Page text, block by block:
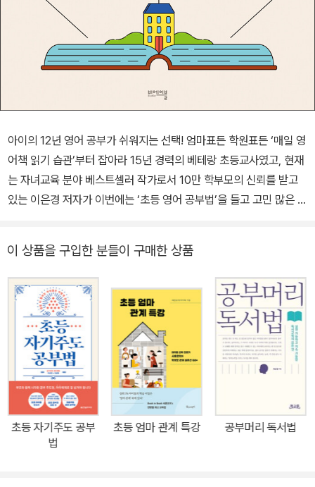
아이의 12년 영어 공부가 쉬워지는 선택! 엄마표든 학원표든 ‘매일 영
어책 읽기 습관’부터 잡아라 15년 경력의 베테랑 초등교사였고, 현재
는 자녀교육 분야 베스트셀러 작가로서 10만 학부모의 신뢰를 받고
있는 이은경 저자가 이번에는 ‘초등 영어 공부법’을 들고 고민 많은 엄
동의하며, 영어책을 읽으며 실력을 쌓아갈 때 아이에게 찾아오는 놀
라운 학습효과와 함께 영어책 읽기 독립을 완성하는 확실한 방법을
안내한다. 두 아들을 키우는 초등맘이기도 한 저자 또한 영어 교육의
고민이 깊었다. 아이가 영어에 관심이 없고 학원마저 거부해 조기교
육도 사교육도 시킬 수 없었지만, 초등 2학년에야 파닉스를 시작한
아들은 ‘매일 영어책 읽기’만으로 4년 만에 <해리포터> 수준의 두꺼
운 영어 소설을 읽고 토익 점수 800점을 넘는 수준에 이르렀다. 그
과정을 통해 저자는 ‘매일 영어책 읽기 습관’만 잡는다면 초등에도 충
분히 평생 영어의 기틀을 마련할 수 있다는 사실을 확인할 수 있었다.
이 책에는 저자가 영어 독서 독립에 대해 조사하고 경험한 모든 정보,
이 상품을 구입한 분들이 구매한 상품
초등 자기주도 공부
법
초등 엄마 관계 특강 공부머리 독서법